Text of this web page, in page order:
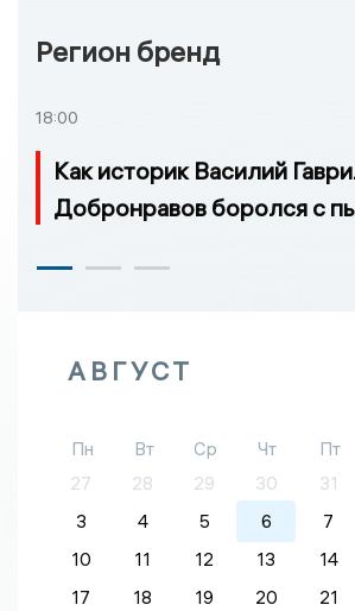
Регион бренд
18:00
Как историк Василий
Добронравов боролся с
АВГУСТ
Пн Вт Ср Чт Пт
27
28 29 30 31
3
4 5 6 7
10
11 12 13 14
17
18 19 20 21